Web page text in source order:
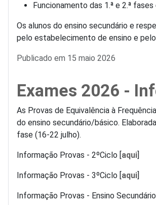
Funcionamento das 1.ª e 2.ª
Os alunos do ensino secundário e
pelo estabelecimento de ensino e
Detalhes
Publicado em 15 maio 2026
Exames 2026 -
As Provas de Equivalência à
do ensino secundário/básico.
fase (16-22 julho).
Informação Provas - 2ºCiclo [ aqui
Informação Provas - 3ºCiclo [ aqui
Informação Provas - Ensino Secundário [